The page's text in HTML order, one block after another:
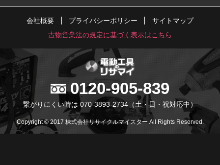
会社概要 プライバシーポリシー
サイトマップ
古物営業法の規定に基づく表示はこちら
0120-905-839
繋がりにくい時は 070-3893-2734 （土・日・祝対応中）
Copyright © 2017 株式会社リサイクルマイスター All Rights Reserved.